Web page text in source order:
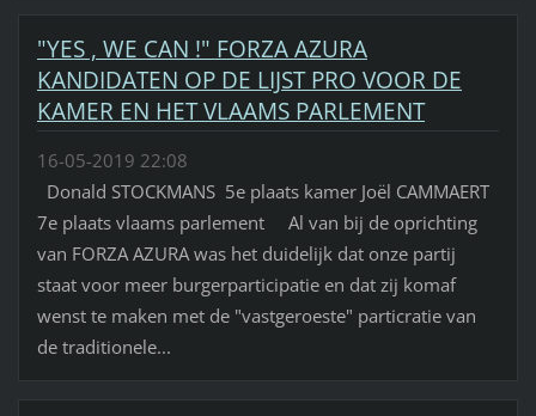
"YES , WE CAN !" FORZA AZURA
KANDIDATEN OP DE LIJST PRO VOOR DE
KAMER EN HET VLAAMS PARLEMENT
16-05-2019 22:08
Donald STOCKMANS 5e plaats kamer Joël CAMMAERT
7e plaats vlaams parlement Al van bij de oprichting
van FORZA AZURA was het duidelijk dat onze partij
staat voor meer burgerparticipatie en dat zij komaf
wenst te maken met de "vastgeroeste" particratie van
de traditionele...